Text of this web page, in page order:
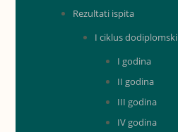
Rezultati ispita
I ciklus dodiplomski
I godina
II godina
III godina
IV godina